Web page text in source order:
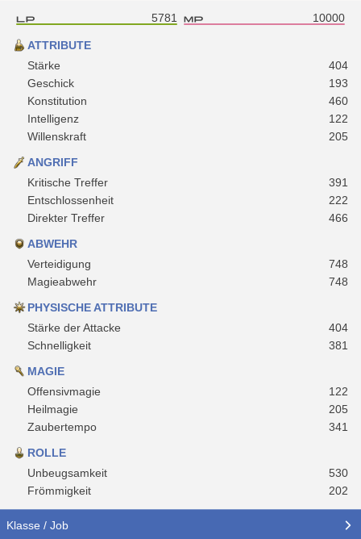
5781 10000
ATTRIBUTE
Stärke
404
Geschick
193
Konstitution
460
Intelligenz
122
Willenskraft
205
ANGRIFF
Kritische Treffer
391
Entschlossenheit
222
Direkter Treffer
466
ABWEHR
Verteidigung
748
Magieabwehr
748
PHYSISCHE ATTRIBUTE
Stärke der Attacke
404
Schnelligkeit
381
MAGIE
Offensivmagie
122
Heilmagie
205
Zaubertempo
341
ROLLE
Unbeugsamkeit
530
Frömmigkeit
202
Klasse / Job